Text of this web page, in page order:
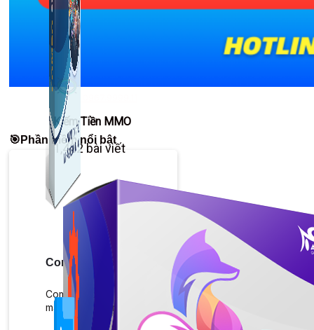
536 bài viết
Kiếm Tiền MMO
1,422 bài viết
Combo Special
Combo 3 phần mềm tự chọn: chương trình bán hàng
mà ATPTeam triển khai.
Liên hệ: 0967.9999.11
🎯Phần mềm nổi bật